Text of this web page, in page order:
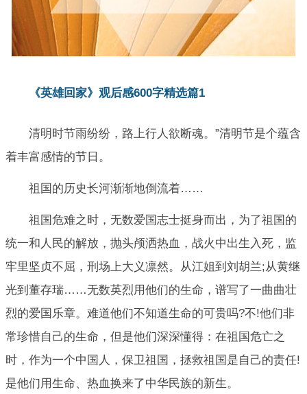
《英雄回家》观后感600字精选篇1
清明时节雨纷纷，路上行人欲断魂。”清明节是个蕴含
着丰富感情的节日。
祖国的历史长河渐渐地倒流着……
祖国危难之时，无数爱国志士挺身而出，为了祖国的
统一和人民的解放，抛头颅洒热血，战火中出生入死，监
牢里坚贞不屈，刑场上大义凛然。从江姐到刘胡兰;从黄继
光到董存瑞……无数英烈用他们的生命，谱写了一曲曲壮
烈的爱国乐章。难道他们不知道生命的可贵吗?不!他们非
常珍惜自己的生命，但是他们深深懂得：在祖国危亡之
时，作为一个中国人，保卫祖国，拯救祖国是自己的责任!
是他们用生命、热血换来了中华民族的新生。